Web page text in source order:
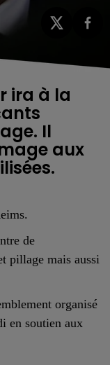
ira à la
Il
aux
de
pillage mais aussi
organisé
en soutien aux